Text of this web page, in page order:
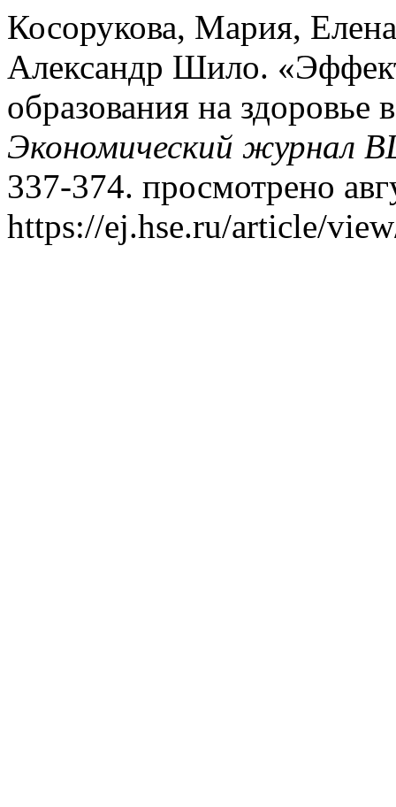
Косорукова, Мария,
Александр Шило.
образования на здоровье
Экономический журнал
337-374. просмотрено
https://ej.hse.ru/article/